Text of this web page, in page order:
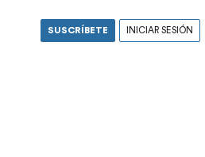
SUSCRÍBETE INICIAR SESIÓN